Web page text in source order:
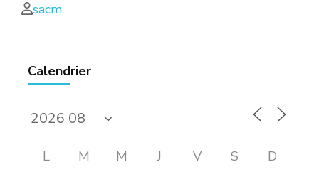
sacm
Calendrier
L M M J V S D